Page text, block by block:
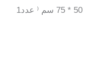
50 * 75 سم ⁽ عدد1